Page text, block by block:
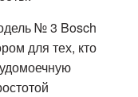
№ 3 Bosch
для тех, кто